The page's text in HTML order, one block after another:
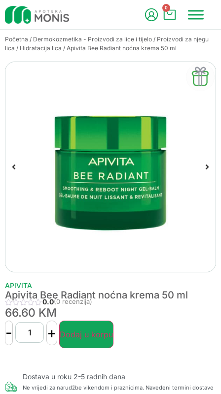
0
Početna / Dermokozmetika - Proizvodi za lice i tijelo / Proizvodi za njegu
lica / Hidratacija lica / Apivita Bee Radiant noćna krema 50 ml
APIVITA
Apivita Bee Radiant noćna krema 50 ml
0.0(0 recenzija)
66.60 KM
- + Dodaj u korpu
Dostava u roku 2-5 radnih dana
Ne vrijedi za narudžbe vikendom i praznicima. Navedeni termini dostave